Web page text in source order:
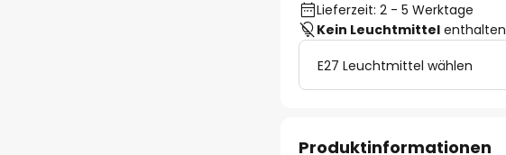
Lieferzeit: 2 - 5 Werktage
Kein Leuchtmittel enthalten
E27 Leuchtmittel wählen
Produktinformationen